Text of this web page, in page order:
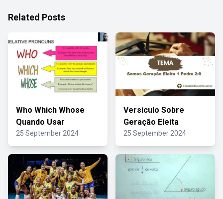
Related Posts
Who Which Whose
Quando Usar
25 September 2024
Versiculo Sobre
Geração Eleita
25 September 2024